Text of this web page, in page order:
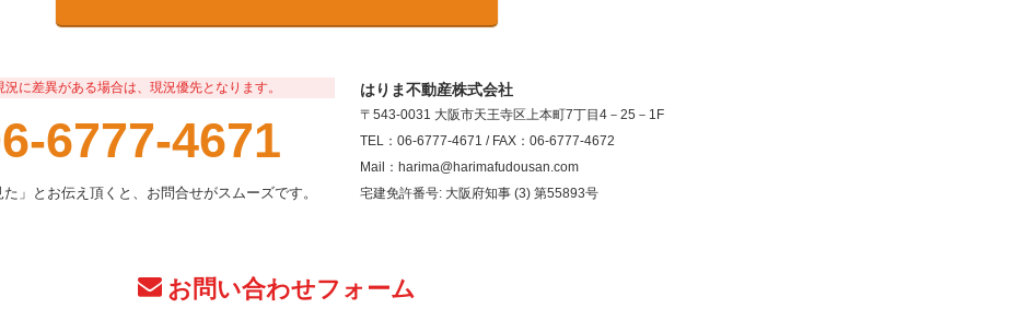
に差異がある場合は、現況優先となります。
6777-4671
た」とお伝え頂くと、お問合せがスムーズです。
はりま不動産株式会社
〒543-0031 大阪市天王寺区上本町7丁目4－25－1F
TEL：06-6777-4671 / FAX：06-6777-4672
Mail：harima@harimafudousan.com
宅建免許番号: 大阪府知事 (3) 第55893号
お問い合わせフォーム